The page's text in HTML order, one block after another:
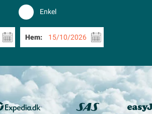
Enkel
Hem: 15/10/2026